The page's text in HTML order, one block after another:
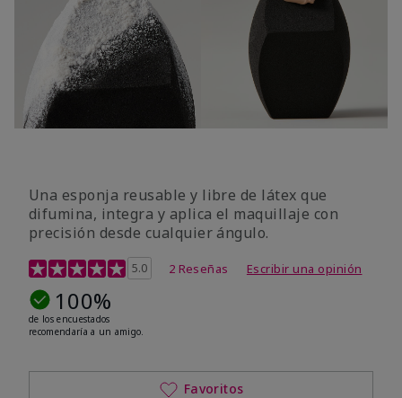
Una esponja reusable y libre de látex que
difumina, integra y aplica el maquillaje con
precisión desde cualquier ángulo.
Calificación de clientes de 5 de 5
5.0 2 Reseñas Escribir una opinión
100%
de los encuestados
recomendaría a un amigo.
Favoritos